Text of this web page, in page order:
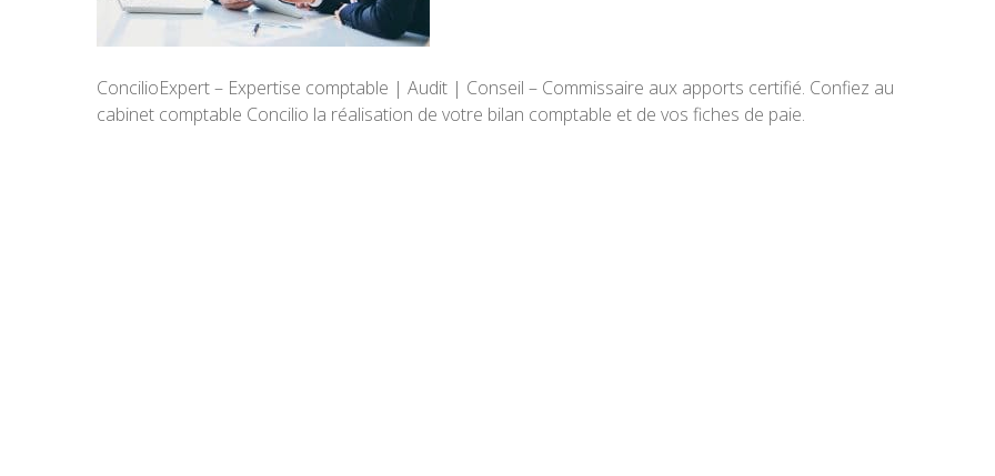
ConcilioExpert – Expertise comptable | Audit | Conseil – Commissaire aux apports certifié. Confiez au
cabinet comptable Concilio la réalisation de votre bilan comptable et de vos fiches de paie.